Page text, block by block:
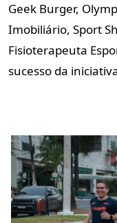
Geek Burger,
Imobiliário, Sport
Fisioterapeuta
sucesso da